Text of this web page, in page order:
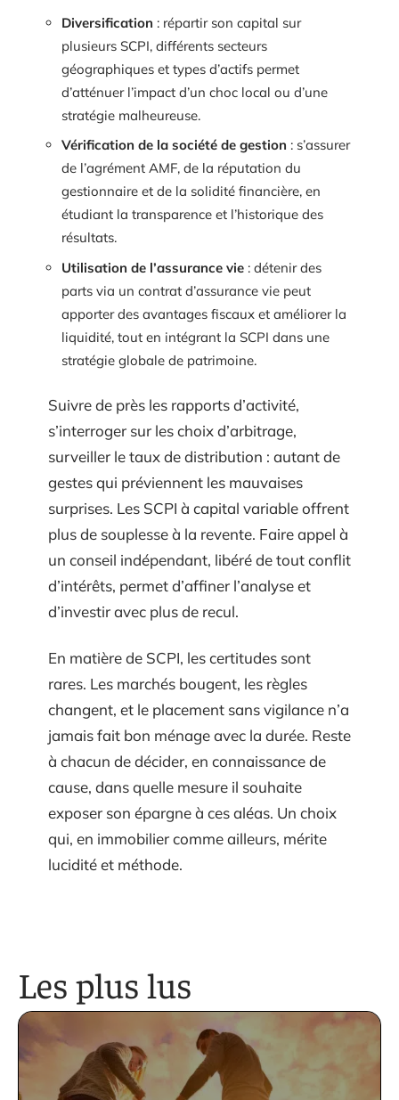
Diversification : répartir son capital sur
plusieurs SCPI, différents secteurs
géographiques et types d’actifs permet
d’atténuer l’impact d’un choc local ou d’une
stratégie malheureuse.
Vérification de la société de gestion : s’assurer
de l’agrément AMF, de la réputation du
gestionnaire et de la solidité financière, en
étudiant la transparence et l’historique des
résultats.
Utilisation de l’assurance vie : détenir des
parts via un contrat d’assurance vie peut
apporter des avantages fiscaux et améliorer la
liquidité, tout en intégrant la SCPI dans une
stratégie globale de patrimoine.
Suivre de près les rapports d’activité,
s’interroger sur les choix d’arbitrage,
surveiller le taux de distribution : autant de
gestes qui préviennent les mauvaises
surprises. Les SCPI à capital variable offrent
plus de souplesse à la revente. Faire appel à
un conseil indépendant, libéré de tout conflit
d’intérêts, permet d’affiner l’analyse et
d’investir avec plus de recul.
En matière de SCPI, les certitudes sont
rares. Les marchés bougent, les règles
changent, et le placement sans vigilance n’a
jamais fait bon ménage avec la durée. Reste
à chacun de décider, en connaissance de
cause, dans quelle mesure il souhaite
exposer son épargne à ces aléas. Un choix
qui, en immobilier comme ailleurs, mérite
lucidité et méthode.
Les plus lus